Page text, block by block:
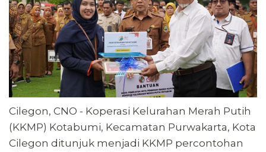
Cilegon, CNO - Koperasi Kelurahan Merah Putih
(KKMP) Kotabumi, Kecamatan Purwakarta, Kota
Cilegon ditunjuk menjadi KKMP percontohan